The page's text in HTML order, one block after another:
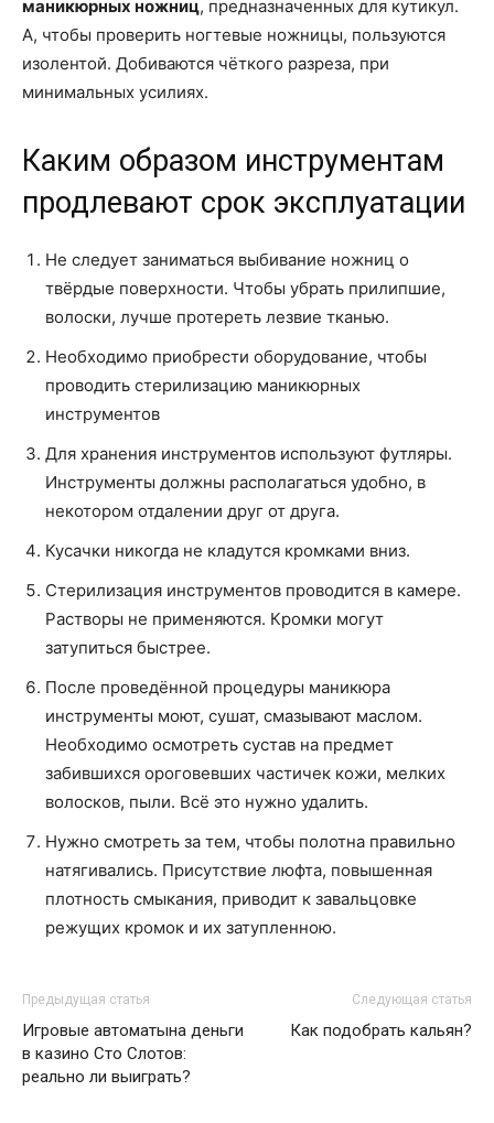
маникюрных ножниц, предназначенных для кутикул.
А, чтобы проверить ногтевые ножницы, пользуются
изолентой. Добиваются чёткого разреза, при
минимальных усилиях.
Каким образом инструментам
продлевают срок эксплуатации
Не следует заниматься выбивание ножниц о
твёрдые поверхности. Чтобы убрать прилипшие,
волоски, лучше протереть лезвие тканью.
Необходимо приобрести оборудование, чтобы
проводить стерилизацию маникюрных
инструментов
Для хранения инструментов используют футляры.
Инструменты должны располагаться удобно, в
некотором отдалении друг от друга.
Кусачки никогда не кладутся кромками вниз.
Стерилизация инструментов проводится в камере.
Растворы не применяются. Кромки могут
затупиться быстрее.
После проведённой процедуры маникюра
инструменты моют, сушат, смазывают маслом.
Необходимо осмотреть сустав на предмет
забившихся ороговевших частичек кожи, мелких
волосков, пыли. Всё это нужно удалить.
Нужно смотреть за тем, чтобы полотна правильно
натягивались. Присутствие люфта, повышенная
плотность смыкания, приводит к завальцовке
режущих кромок и их затупленною.
Предыдущая статья
Игровые автоматына деньги
в казино Сто Слотов:
реально ли выиграть?
Следующая статья
Как подобрать кальян?